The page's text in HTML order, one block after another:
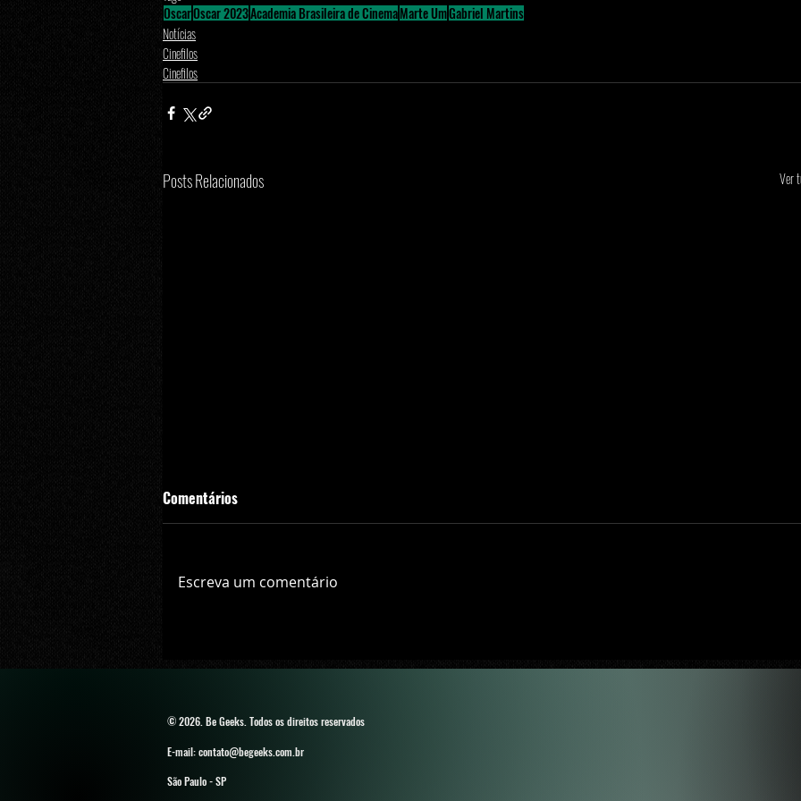
OscarOscar 2023Academia Brasileira de CinemaMarte UmGabriel Martins
Notícias
Cinefilos
Cinefilos
Posts Relacionados Ver
Crítica | Multiplayer de Call of Duty:
divertida e viciante
Halo: Campaign Evolved estreia com
Comentários
Escreva um comentário
© 2026. Be Geeks. Todos os direitos reservados
E-mail: contato@begeeks.com.br
São Paulo - SP